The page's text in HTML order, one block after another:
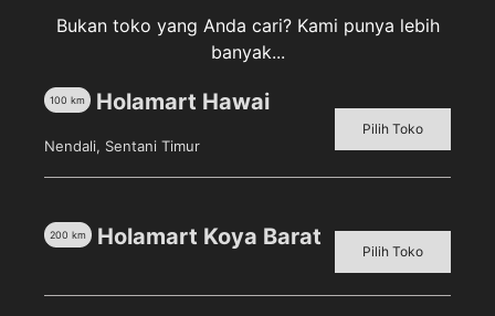
Bless
425ml
Kecantikan
Perawatan Tubuh Sabun Mandi
Tag:
Deskripsi
dan inovasi
unikAeroscent Technologyyang akan membuat
Bukan toko yang Anda cari? Kami punya lebih
banyak...
Holamart Hawai
100 km
Nendali, Sentani Timur
Pilih Toko
Holamart Koya Barat
200 km
Pilih Toko